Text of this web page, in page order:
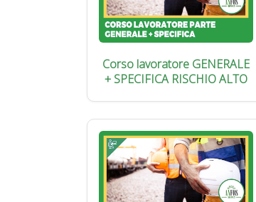
Corso lavoratore GENERALE
+ SPECIFICA RISCHIO ALTO